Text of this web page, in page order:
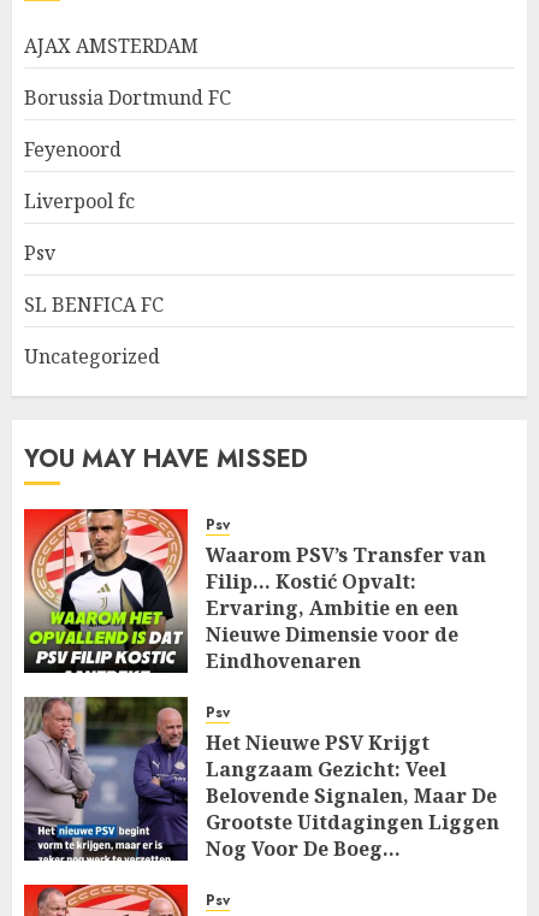
AJAX AMSTERDAM
Borussia Dortmund FC
Feyenoord
Liverpool fc
Psv
SL BENFICA FC
Uncategorized
YOU MAY HAVE MISSED
Psv
Waarom PSV’s Transfer van
Filip… Kostić Opvalt:
Ervaring, Ambitie en een
Nieuwe Dimensie voor de
Eindhovenaren
Psv
Het Nieuwe PSV Krijgt
Langzaam Gezicht: Veel
Belovende Signalen, Maar De
Grootste Uitdagingen Liggen
Nog Voor De Boeg…
Psv